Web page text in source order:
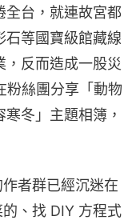
全台，就連故宮都
石等國寶級館藏線
，反而造成一股災
粉絲團分享「動物
冬」主題相簿，
者群已經沉迷在
、找 DIY 方程式